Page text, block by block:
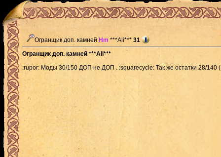
Огранщик доп. камней Hm ***Ali*** 31
Огранщик доп. камней ***Ali***
:rupor: Моды 30/150 ДОП не ДОП . :squarecycle: Так же остатки 28/140